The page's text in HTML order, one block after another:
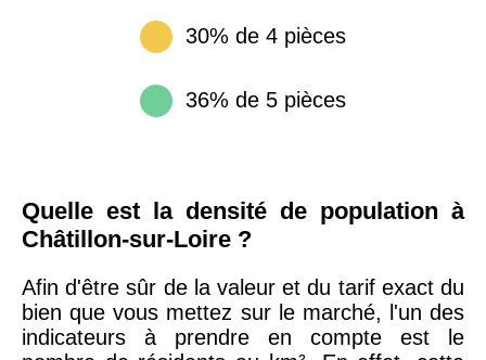
30% de 4 pièces
36% de 5 pièces
Quelle est la densité de population à
Châtillon-sur-Loire ?
Afin d'être sûr de la valeur et du tarif exact du
bien que vous mettez sur le marché, l'un des
indicateurs à prendre en compte est le